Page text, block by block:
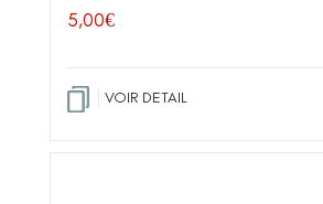
5,00€
VOIR DETAIL